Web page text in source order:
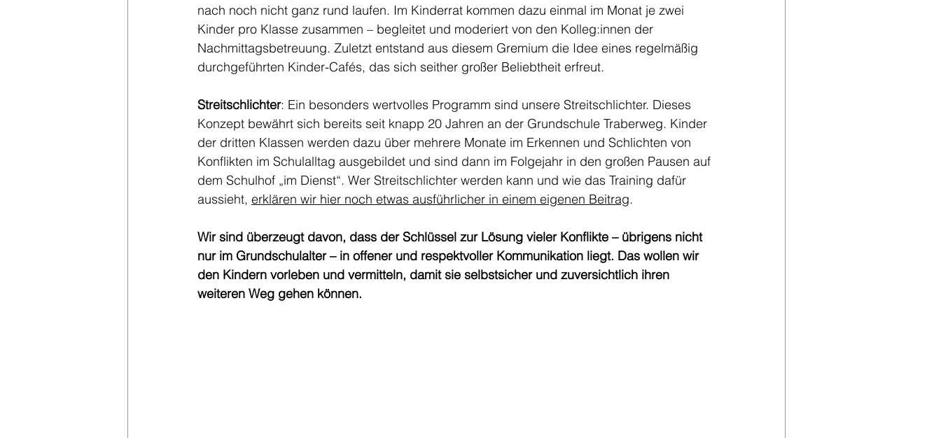
nach noch nicht ganz rund laufen. Im Kinderrat kommen dazu einmal im Monat je zwei
Kinder pro Klasse zusammen – begleitet und moderiert von den Kolleg:innen der
Nachmittagsbetreuung. Zuletzt entstand aus diesem Gremium die Idee eines regelmäßig
durchgeführten Kinder-Cafés, das sich seither großer Beliebtheit erfreut.
Streitschlichter: Ein besonders wertvolles Programm sind unsere Streitschlichter. Dieses
Konzept bewährt sich bereits seit knapp 20 Jahren an der Grundschule Traberweg. Kinder
der dritten Klassen werden dazu über mehrere Monate im Erkennen und Schlichten von
Konflikten im Schulalltag ausgebildet und sind dann im Folgejahr in den großen Pausen auf
dem Schulhof „im Dienst“. Wer Streitschlichter werden kann und wie das Training dafür
aussieht, erklären wir hier noch etwas ausführlicher in einem eigenen Beitrag.
Wir sind überzeugt davon, dass der Schlüssel zur Lösung vieler Konflikte – übrigens nicht
nur im Grundschulalter – in offener und respektvoller Kommunikation liegt. Das wollen wir
den Kindern vorleben und vermitteln, damit sie selbstsicher und zuversichtlich ihren
weiteren Weg gehen können.